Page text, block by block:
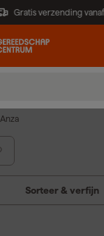
Gratis verzending
Anza
Sorteer & verfijn